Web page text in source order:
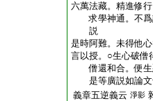
六萬法藏。精進修
求學神通。不爲
説
是時阿難。未得他
言以授。○生心破僧
僧還和合。便生
是等廣説如論文
義章五逆義云 淨影